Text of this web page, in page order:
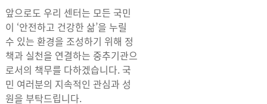
앞으로도 우리 센터는 모든 국민
이 ‘안전하고 건강한 삶’을 누릴
수 있는 환경을 조성하기 위해 정
책과 실천을 연결하는 중추기관으
로서의 책무를 다하겠습니다. 국
민 여러분의 지속적인 관심과 성
원을 부탁드립니다.